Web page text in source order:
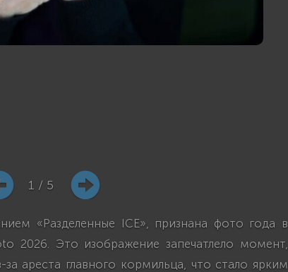
1 / 5
«Разделенные ICE», признана фото года в
2026. Это изображение запечатлело момент,
за ареста главного кормильца, что стало ярким